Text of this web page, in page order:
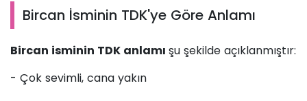
Bircan İsminin TDK'ye Göre Anlamı
Bircan isminin TDK anlamı şu şekilde açıklanmıştır:
- Çok sevimli, cana yakın